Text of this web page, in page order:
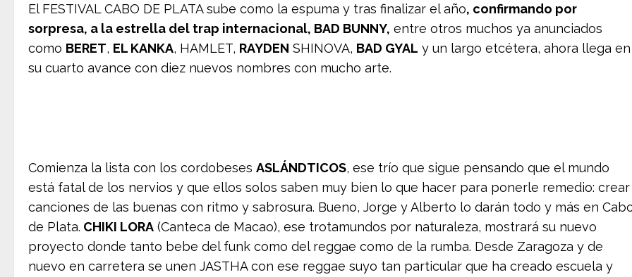
El FESTIVAL CABO DE PLATA sube como la espuma y tras finalizar el año, confirmando por
sorpresa, a la estrella del trap internacional, BAD BUNNY, entre otros muchos ya anunciados
como BERET, EL KANKA, HAMLET, RAYDEN SHINOVA, BAD GYAL y un largo etcétera, ahora llega en
su cuarto avance con diez nuevos nombres con mucho arte.
Comienza la lista con los cordobeses ASLÁNDTICOS, ese trío que sigue pensando que el mundo
está fatal de los nervios y que ellos solos saben muy bien lo que hacer para ponerle remedio: crear
canciones de las buenas con ritmo y sabrosura. Bueno, Jorge y Alberto lo darán todo y más en
de Plata. CHIKI LORA (Canteca de Macao), ese trotamundos por naturaleza, mostrará su nuevo
proyecto donde tanto bebe del funk como del reggae como de la rumba. Desde Zaragoza y de
nuevo en carretera se unen JASTHA con ese reggae suyo tan particular que ha creado escuela y